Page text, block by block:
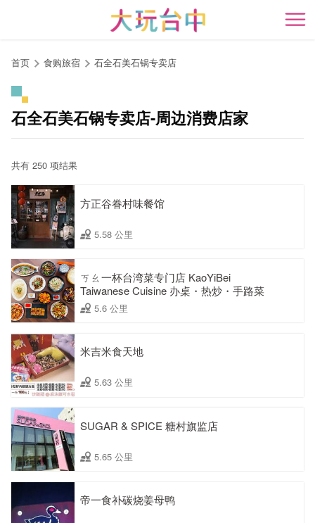
开
首页 食购旅宿 石全石美石锅专卖店
石全石美石锅专卖店-周边消费店家
共有 250 项结果
方正谷眷村味餐馆
5.58 公里
ㄎㄠ一杯台湾菜专门店 KaoYiBei
Taiwanese Cuisine 办桌・热炒・手路菜
5.6 公里
米吉米食天地
5.63 公里
SUGAR & SPICE 糖村旗监店
5.65 公里
帝一食补碳烧姜母鸭